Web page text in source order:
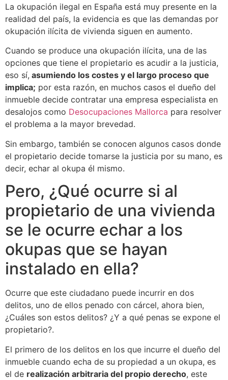
La okupación ilegal en España está muy presente en la
realidad del país, la evidencia es que las demandas por
okupación ilícita de vivienda siguen en aumento.
Cuando se produce una okupación ilícita, una de las
opciones que tiene el propietario es acudir a la justicia,
eso sí, asumiendo los costes y el largo proceso que
implica; por esta razón, en muchos casos el dueño del
inmueble decide contratar una empresa especialista en
desalojos como Desocupaciones Mallorca para resolver
el problema a la mayor brevedad.
Sin embargo, también se conocen algunos casos donde
el propietario decide tomarse la justicia por su mano, es
decir, echar al okupa él mismo.
Pero, ¿Qué ocurre si al
propietario de una vivienda
se le ocurre echar a los
okupas que se hayan
instalado en ella?
Ocurre que este ciudadano puede incurrir en dos
delitos, uno de ellos penado con cárcel, ahora bien,
¿Cuáles son estos delitos? ¿Y a qué penas se expone el
propietario?.
El primero de los delitos en los que incurre el dueño del
inmueble cuando echa de su propiedad a un okupa, es
el de realización arbitraria del propio derecho, este